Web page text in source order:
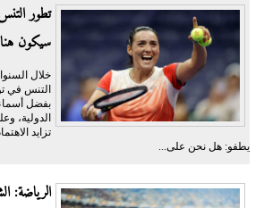
تطور
سيكون
خلال
التنس في
بفضل
الدولية،
تزايد
يطفو: هل نحن على...
الرياضة: